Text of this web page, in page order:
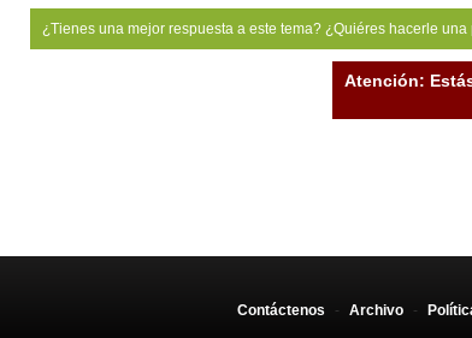
¿Tienes una mejor respuesta a este tema? ¿Quiéres hacerle
Atención:
Contáctenos - Archivo -